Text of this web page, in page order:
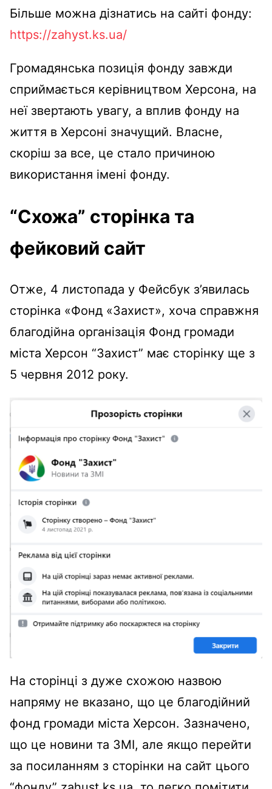
Більше можна дізнатись на сайті фонду:
https://zahyst.ks.ua/
Громадянська позиція фонду завжди
сприймається керівництвом Херсона, на
неї звертають увагу, а вплив фонду на
життя в Херсоні значущий. Власне,
скоріш за все, це стало причиною
використання імені фонду.
“Схожа” сторінка та
фейковий сайт
Отже, 4 листопада у Фейсбук з’явилась
сторінка «Фонд «Захист», хоча справжня
благодійна організація Фонд громади
міста Херсон “Захист” має сторінку ще з
5 червня 2012 року.
На сторінці з дуже схожою назвою
напряму не вказано, що це благодійний
фонд громади міста Херсон. Зазначено,
що це новини та ЗМІ, але якщо перейти
за посиланням з сторінки на сайт цього